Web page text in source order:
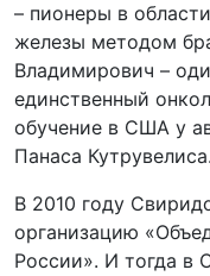
– пионеры в
железы методом
Владимирович –
единственный
обучение в США у
Панаса Кутрувелиса.
В 2010 году
организацию
России». И тогда в